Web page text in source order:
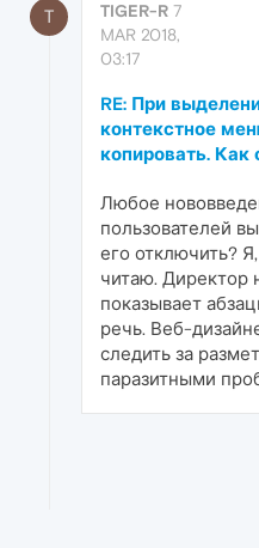
T TIGER-R 7
MAR 2018,
03:17
RE: При
контекстное
копировать. Как
Любое
пользователей
его отключить?
читаю. Директор
показывает
речь. Веб-
следить за
паразитными